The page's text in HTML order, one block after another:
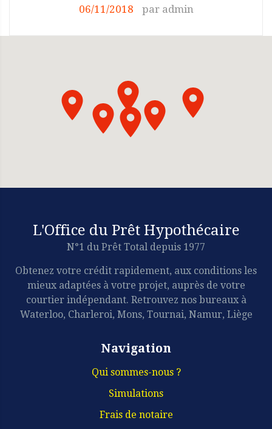
06/11/2018 par admin
L'Office du Prêt Hypothécaire
N°1 du Prêt Total depuis 1977
Obtenez votre crédit rapidement, aux conditions les
mieux adaptées à votre projet, auprès de votre
courtier indépendant. Retrouvez nos bureaux à
Waterloo, Charleroi, Mons, Tournai, Namur, Liège
Navigation
Qui sommes-nous ?
Simulations
Frais de notaire